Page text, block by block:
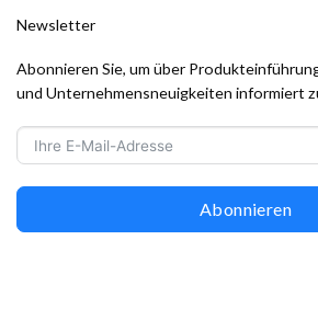
Newsletter
Abonnieren Sie, um über
und Unternehmensneuigkeiten informiert
Abonnieren